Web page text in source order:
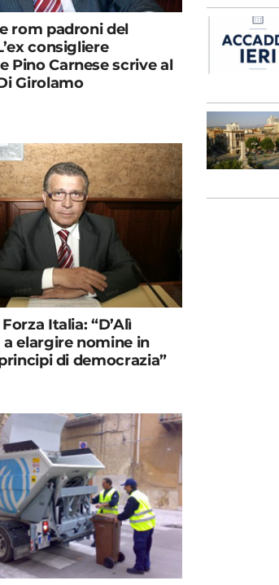
rom padroni del
consigliere
Pino Carnese scrive al
Girolamo
Italia: “D’Alì
elargire nomine in
di democrazia”